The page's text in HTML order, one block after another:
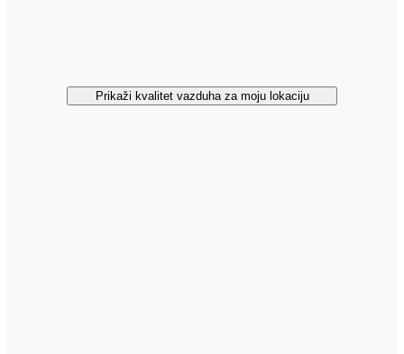
Prikaži kvalitet vazduha za moju lokaciju